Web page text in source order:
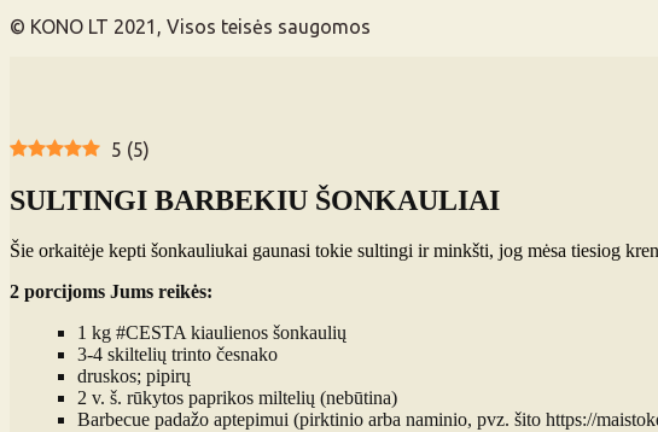
© KONO LT 2021, Visos teisės saugomos
5 (5)
SULTINGI BARBEKIU ŠONKAULIAI
Šie orkaitėje kepti šonkauliukai gaunasi tokie sultingi ir minkšti, jog mėsa tiesiog
2 porcijoms Jums reikės:
1 kg #CESTA kiaulienos šonkaulių
3-4 skiltelių trinto česnako
druskos; pipirų
2 v. š. rūkytos paprikos miltelių (nebūtina)
Barbecue padažo aptepimui (pirktinio arba naminio, pvz. šito https://